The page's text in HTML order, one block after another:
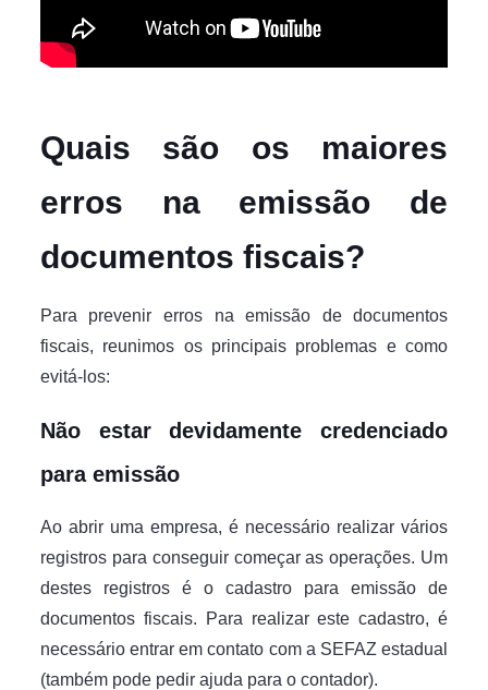
Quais são os maiores
erros na emissão de
documentos fiscais?
Para prevenir erros na emissão de documentos
fiscais, reunimos os principais problemas e como
evitá-los:
Não estar devidamente credenciado
para emissão
Ao abrir uma empresa, é necessário realizar vários
registros para conseguir começar as operações. Um
destes registros é o cadastro para emissão de
documentos fiscais. Para realizar este cadastro, é
necessário entrar em contato com a SEFAZ estadual
(também pode pedir ajuda para o contador).